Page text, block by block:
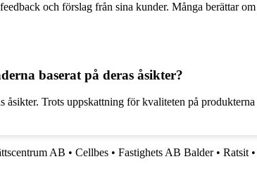
och förslag från sina kunder. Många berättar
baserat på deras åsikter?
Trots uppskattning för kvaliteten på
AB • Cellbes • Fastighets AB Balder• Ratsit•